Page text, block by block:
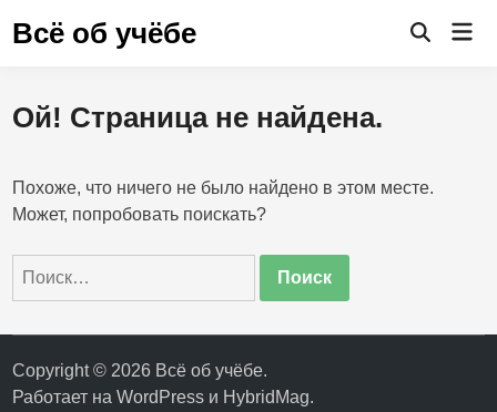
Всё об учёбе
Открыть
Ой! Страница не найдена.
Похоже, что ничего не было найдено в этом месте.
Может, попробовать поискать?
Найти:
Copyright © 2026 Всё об учёбе.
Работает наWordPress и HybridMag.